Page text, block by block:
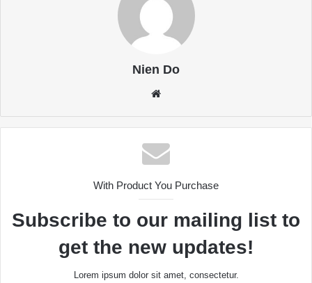
Nien Do
With Product You Purchase
Subscribe to our mailing list to
get the new updates!
Lorem ipsum dolor sit amet, consectetur.